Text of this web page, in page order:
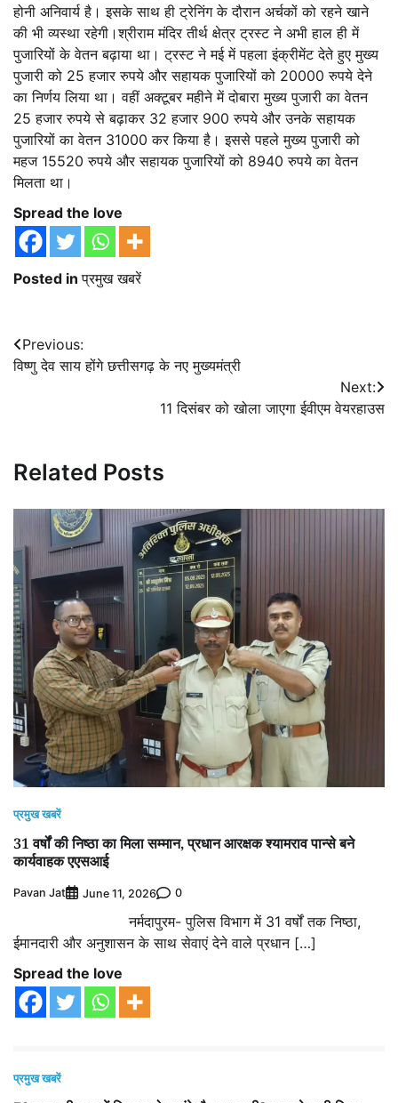
होनी अनिवार्य है। इसके साथ ही ट्रेनिंग के दौरान अर्चकों को रहने खाने
की भी व्यस्था रहेगी।श्रीराम मंदिर तीर्थ क्षेत्र ट्रस्ट ने अभी हाल ही में
पुजारियों के वेतन बढ़ाया था। ट्रस्ट ने मई में पहला इंक्रीमेंट देते हुए मुख्य
पुजारी को 25 हजार रुपये और सहायक पुजारियों को 20000 रुपये देने
का निर्णय लिया था। वहीं अक्टूबर महीने में दोबारा मुख्य पुजारी का वेतन
25 हजार रुपये से बढ़ाकर 32 हजार 900 रुपये और उनके सहायक
पुजारियों का वेतन 31000 कर किया है। इससे पहले मुख्य पुजारी को
महज 15520 रुपये और सहायक पुजारियों को 8940 रुपये का वेतन
मिलता था।
Spread the love
Posted inप्रमुख खबरें
Post
navigation
Previous:
विष्णु देव साय होंगे छत्तीसगढ़ के नए मुख्यमंत्री
Next:
11 दिसंबर को खोला जाएगा ईवीएम वेयरहाउस
Related Posts
प्रमुख खबरें
31 वर्षों की निष्ठा का मिला सम्मान, प्रधान आरक्षक श्यामराव पान्से बने
कार्यवाहक एएसआई
Pavan Jat June 11, 2026 0
नर्मदापुरम- पुलिस विभाग में 31 वर्षों तक निष्ठा,
ईमानदारी और अनुशासन के साथ सेवाएं देने वाले प्रधान […]
Spread the love
प्रमुख खबरें